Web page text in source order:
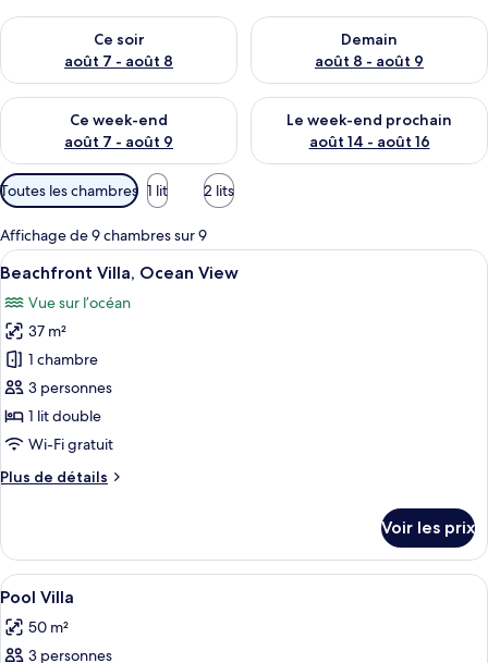
Ce soir
août 7 - août 8
Vérifier la disponibilité pour ce soir août 7 - août 8
Demain
août 8 - août 9
Vérifier la disponibilité pour
Ce week-end
août 7 - août 9
Vérifier la disponibilité pour ce week-end août 7 - août 9
Le week-end prochain
août 14 - août 16
Vérifier la disponibilité pour
Filtres
disponibles
pour
les
chambres
Toutes les chambres 1 lit 2 lits
Affichage de 9 chambres sur 9
Afficher
toutes
les
photos
pour
ce
type
de
chambre :
Beachfront
View
Une chambre d’hôtel moderne
12
Beachfront Villa, Ocean View
Vue sur l’océan
37 m²
1 chambre
3 personnes
1 lit double
Wi-Fi gratuit
Plus de détails
Plus
le
type
de
Beachfront
Villa,
Voir les prix
Afficher
toutes
les
Une piscine intérieure moderne
25
Pool Villa
50 m²
3 personnes